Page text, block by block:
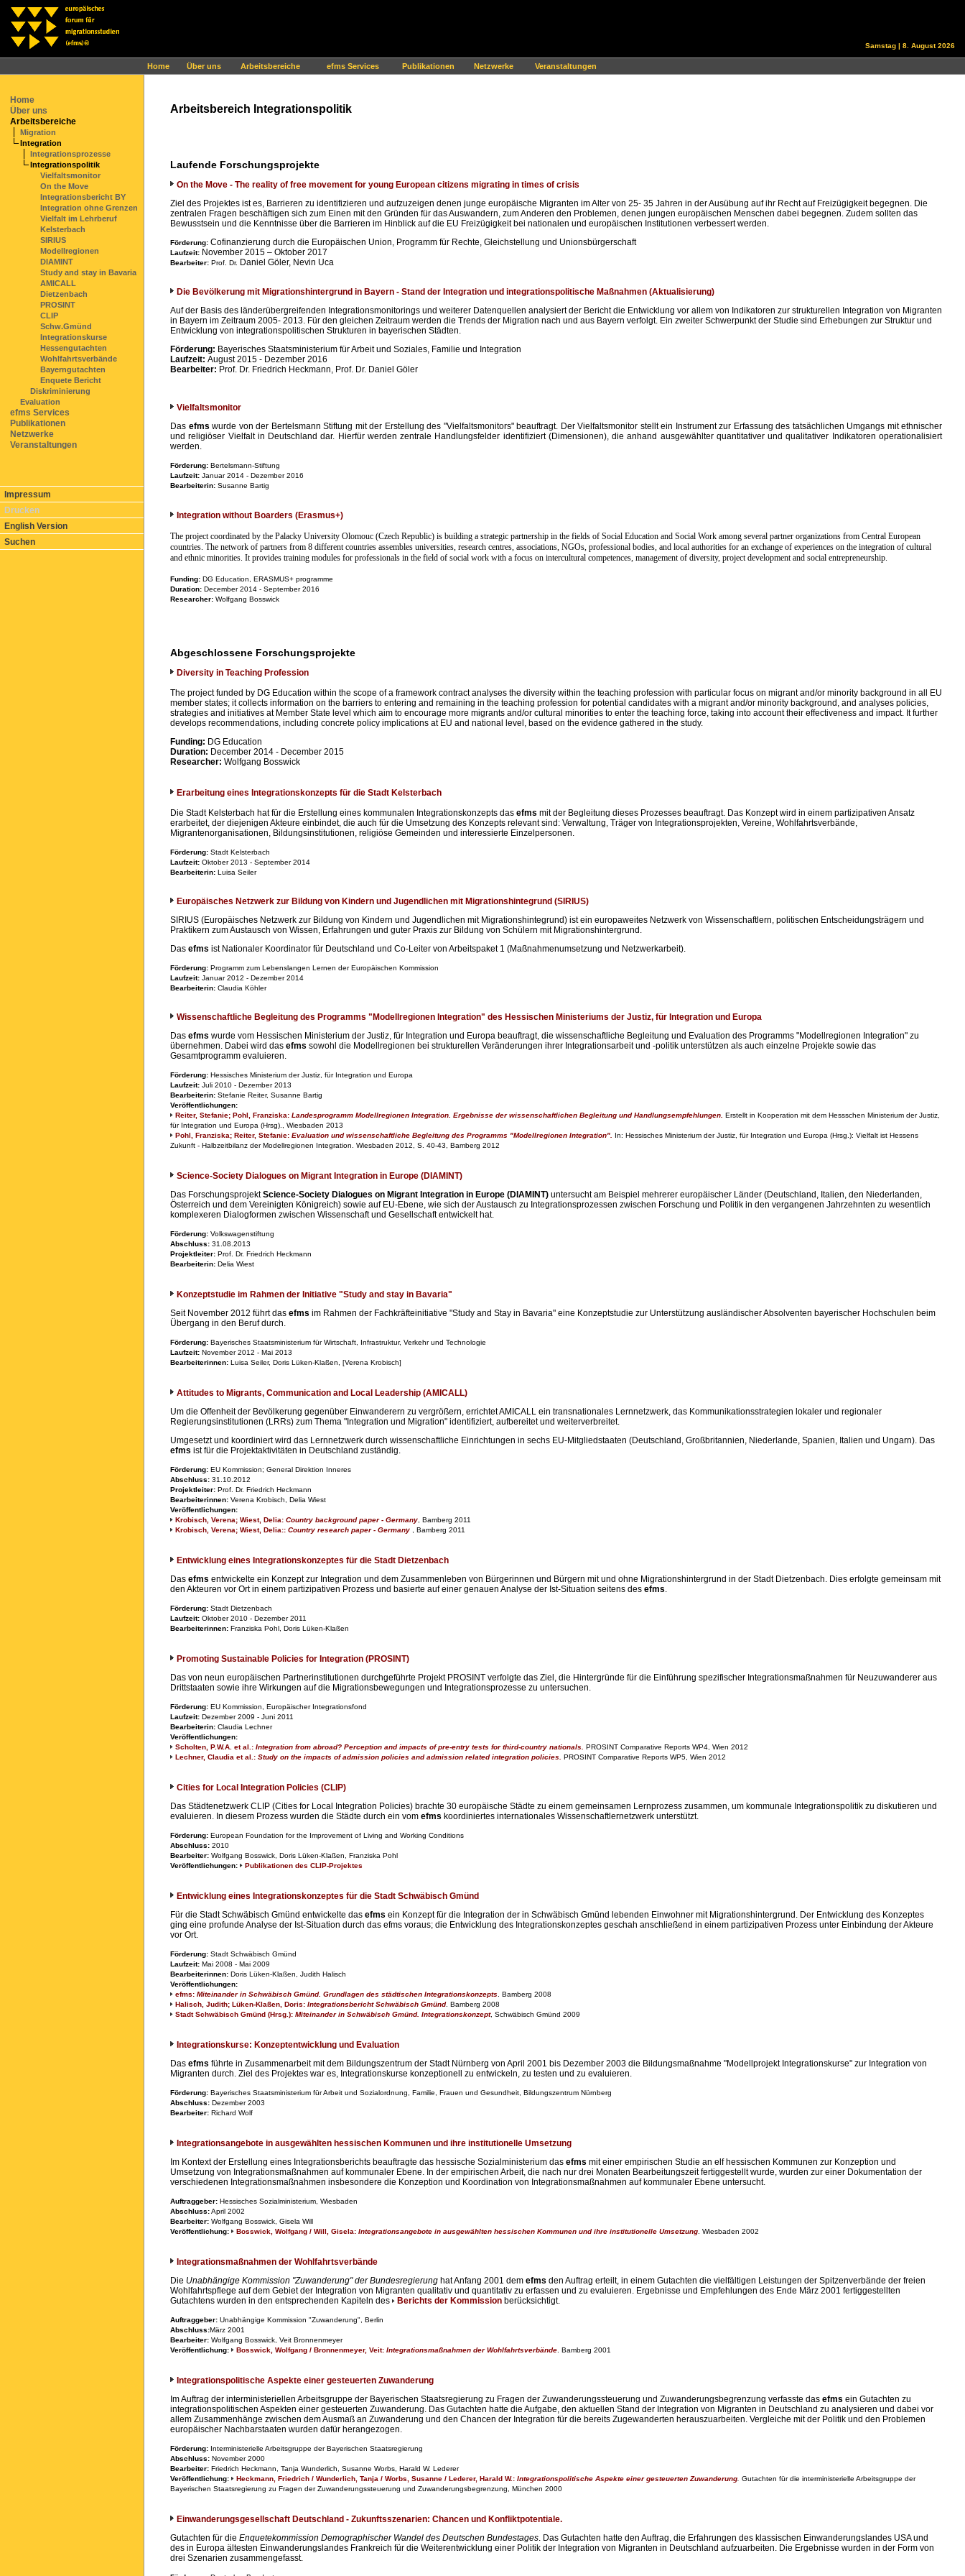
Home Über uns Arbeitsbereiche efms Services Publikationen Netzwerke Veranstaltungen
Samstag | 8. August 2026
Ihr Browser interpretiert leider kein JavaScript!
Home
Über uns
Arbeitsbereiche
Migration
Integration
Integrationsprozesse
Integrationspolitik
Vielfaltsmonitor
On the Move
Integrationsbericht BY
Integration ohne Grenzen
Vielfalt im Lehrberuf
Kelsterbach
SIRIUS
Modellregionen
DIAMINT
Study and stay in Bavaria
AMICALL
Dietzenbach
PROSINT
CLIP
Schw.Gmünd
Integrationskurse
Hessengutachten
Wohlfahrtsverbände
Bayerngutachten
Enquete Bericht
Diskriminierung
Evaluation
efms Services
Publikationen
Netzwerke
Veranstaltungen
Impressum
Drucken
English Version
Suchen
Arbeitsbereich Integrationspolitik
Laufende Forschungsprojekte
On the Move - The reality of free movement for young European citizens migrating in times of crisis
Ziel des Projektes ist es, Barrieren zu identifizieren und aufzuzeigen denen junge europäische Migranten im Alter von 25- 35 Jahren in der Ausübung auf ihr Recht auf Freizügigkeit begegnen. Die
zentralen Fragen beschäftigen sich zum Einen mit den Gründen für das Auswandern, zum Anderen den Problemen, denen jungen europäischen Menschen dabei begegnen. Zudem sollten das
Bewusstsein und die Kenntnisse über die Barrieren im Hinblick auf die EU Freizügigkeit bei nationalen und europäischen Institutionen verbessert werden.
Förderung: Cofinanzierung durch die Europäischen Union, Programm für Rechte, Gleichstellung und Unionsbürgerschaft
Laufzeit: November 2015 – Oktober 2017
Bearbeiter: Prof. Dr. Daniel Göler, Nevin Uca
Die Bevölkerung mit Migrationshintergrund in Bayern - Stand der Integration und integrationspolitische Maßnahmen (Aktualisierung)
Auf der Basis des länderübergreifenden Integrationsmonitorings und weiterer Datenquellen analysiert der Bericht die Entwicklung vor allem von Indikatoren zur strukturellen Integration von Migranten
in Bayern im Zeitraum 2005- 2013. Für den gleichen Zeitraum werden die Trends der Migration nach und aus Bayern verfolgt. Ein zweiter Schwerpunkt der Studie sind Erhebungen zur Struktur und
Entwicklung von integrationspolitischen Strukturen in bayerischen Städten.
Förderung: Bayerisches Staatsministerium für Arbeit und Soziales, Familie und Integration
Laufzeit: August2015 - Dezember 2016
Bearbeiter: Prof. Dr. Friedrich Heckmann, Prof. Dr. Daniel Göler
Vielfaltsmonitor
Das efms wurde von der Bertelsmann Stiftung mit der Erstellung des "Vielfaltsmonitors" beauftragt. Der Vielfaltsmonitor stellt ein Instrument zur Erfassung des tatsächlichen Umgangs mit ethnischer
und religiöser Vielfalt in Deutschland dar. Hierfür werden zentrale Handlungsfelder identifiziert (Dimensionen), die anhand ausgewählter quantitativer und qualitativer Indikatoren operationalisiert
werden.
Förderung: Bertelsmann-Stiftung
Laufzeit: Januar 2014 - Dezember 2016
Bearbeiterin: Susanne Bartig
Integration without Boarders (Erasmus+)
The project coordinated by the Palacky University Olomouc (Czech Republic) is building a strategic partnership in the fields of Social Education and Social Work among several partner organizations from Central European
countries. The network of partners from 8 different countries assembles universities, research centres, associations, NGOs, professional bodies, and local authorities for an exchange of experiences on the integration of cultural
and ethnic minorities. It provides training modules for professionals in the field of social work with a focus on intercultural competences, management of diversity, project development and social entrepreneurship.
Funding: DG Education, ERASMUS+ programme
Duration: December 2014 - September 2016
Researcher: Wolfgang Bosswick
Abgeschlossene Forschungsprojekte
Diversity in Teaching Profession
The project funded by DG Education within the scope of a framework contract analyses the diversity within the teaching profession with particular focus on migrant and/or minority background in all EU
member states; it collects information on the barriers to entering and remaining in the teaching profession for potential candidates with a migrant and/or minority background, and analyses policies,
strategies and initiatives at Member State level which aim to encourage more migrants and/or cultural minorities to enter the teaching force, taking into account their effectiveness and impact. It further
develops recommendations, including concrete policy implications at EU and national level, based on the evidence gathered in the study.
Funding: DG Education
Duration: December 2014 - December 2015
Researcher: Wolfgang Bosswick
Erarbeitung eines Integrationskonzepts für die Stadt Kelsterbach
Die Stadt Kelsterbach hat für die Erstellung eines kommunalen Integrationskonzepts das efms mit der Begleitung dieses Prozesses beauftragt. Das Konzept wird in einem partizipativen Ansatz
erarbeitet, der diejenigen Akteure einbindet, die auch für die Umsetzung des Konzepts relevant sind: Verwaltung, Träger von Integrationsprojekten, Vereine, Wohlfahrtsverbände,
Migrantenorganisationen, Bildungsinstitutionen, religiöse Gemeinden und interessierte Einzelpersonen.
Förderung: Stadt Kelsterbach
Laufzeit: Oktober 2013 - September 2014
Bearbeiterin: Luisa Seiler
Europäisches Netzwerk zur Bildung von Kindern und Jugendlichen mit Migrationshintegrund (SIRIUS)
SIRIUS (Europäisches Netzwerk zur Bildung von Kindern und Jugendlichen mit Migrationshintegrund) ist ein europaweites Netzwerk von Wissenschaftlern, politischen Entscheidungsträgern und
Praktikern zum Austausch von Wissen, Erfahrungen und guter Praxis zur Bildung von Schülern mit Migrationshintergrund.
Das efms ist Nationaler Koordinator für Deutschland und Co-Leiter von Arbeitspaket 1 (Maßnahmenumsetzung und Netzwerkarbeit).
Förderung: Programm zum Lebenslangen Lernen der Europäischen Kommission
Laufzeit: Januar 2012 - Dezember 2014
Bearbeiterin: Claudia Köhler
Wissenschaftliche Begleitung des Programms "Modellregionen Integration" des Hessischen Ministeriums der Justiz, für Integration und Europa
Das efms wurde vom Hessischen Ministerium der Justiz, für Integration und Europa beauftragt, die wissenschaftliche Begleitung und Evaluation des Programms "Modellregionen Integration" zu
übernehmen. Dabei wird das efms sowohl die Modellregionen bei strukturellen Veränderungen ihrer Integrationsarbeit und -politik unterstützen als auch einzelne Projekte sowie das
Gesamtprogramm evaluieren.
Förderung: Hessisches Ministerium der Justiz, für Integration und Europa
Laufzeit: Juli 2010 - Dezember 2013
Bearbeiterin: Stefanie Reiter, Susanne Bartig
Veröffentlichungen:
Reiter, Stefanie; Pohl, Franziska: Landesprogramm Modellregionen Integration. Ergebnisse der wissenschaftlichen Begleitung und Handlungsempfehlungen. Erstellt in Kooperation mit dem Hessschen Ministerium der Justiz,
für Integration und Europa (Hrsg)., Wiesbaden 2013
Pohl, Franziska; Reiter, Stefanie: Evaluation und wissenschaftliche Begleitung des Programms "Modellregionen Integration".
In: Hessisches Ministerium der Justiz, für Integration und Europa (Hrsg.): Vielfalt ist Hessens
Zukunft - Halbzeitbilanz der Modellregionen Integration. Wiesbaden 2012, S. 40-43, Bamberg 2012
Science-Society Dialogues on Migrant Integration in Europe (DIAMINT)
Das ForschungsprojektScience-Society Dialogues on Migrant Integration in Europe (DIAMINT) untersucht am Beispiel mehrerer europäischer Länder (Deutschland, Italien, den Niederlanden,
Österreich und dem Vereinigten Königreich) sowie auf EU-Ebene, wie sich der Austausch zu Integrationsprozessen zwischen Forschung und Politik in den vergangenen Jahrzehnten zu wesentlich
komplexeren Dialogformen zwischen Wissenschaft und Gesellschaft entwickelt hat.
Förderung: Volkswagenstiftung
Abschluss: 31.08.2013
Projektleiter: Prof. Dr. Friedrich Heckmann
Bearbeiterin: Delia Wiest
Konzeptstudie im Rahmen der Initiative "Study and stay in Bavaria"
Seit November 2012 führt das efms im Rahmen der Fachkräfteinitiative "Study and Stay in Bavaria" eine Konzeptstudie zur Unterstützung ausländischer Absolventen bayerischer Hochschulen beim
Übergang in den Beruf durch.
Förderung: Bayerisches Staatsministerium für Wirtschaft, Infrastruktur, Verkehr und Technologie
Laufzeit: November 2012 - Mai 2013
Bearbeiterinnen: Luisa Seiler, Doris Lüken-Klaßen, [Verena Krobisch]
Attitudes to Migrants, Communication and Local Leadership (AMICALL)
Um die Offenheit der Bevölkerung gegenüber Einwanderern zu vergrößern, errichtet AMICALL ein transnationales Lernnetzwerk, das Kommunikationsstrategien lokaler und regionaler
Regierungsinstitutionen (LRRs) zum Thema "Integration und Migration" identifiziert, aufbereitet und weiterverbreitet.
Umgesetzt und koordiniert wird das Lernnetzwerk durch wissenschaftliche Einrichtungen in sechs EU-Mitgliedstaaten (Deutschland, Großbritannien, Niederlande, Spanien, Italien und Ungarn). Das
efms ist für die Projektaktivitäten in Deutschland zuständig.
Förderung: EU Kommission; General Direktion Inneres
Abschluss: 31.10.2012
Projektleiter: Prof. Dr. Friedrich Heckmann
Bearbeiterinnen: Verena Krobisch, Delia Wiest
Veröffentlichungen:
Krobisch, Verena; Wiest, Delia: Country background paper - Germany , Bamberg 2011
Krobisch, Verena; Wiest, Delia:: Country research paper - Germany , Bamberg 2011
Entwicklung eines Integrationskonzeptes für die Stadt Dietzenbach
Das efms entwickelte ein Konzept zur Integration und dem Zusammenleben von Bürgerinnen und Bürgern mit und ohne Migrationshintergrund in der Stadt Dietzenbach. Dies erfolgte gemeinsam mit
den Akteuren vor Ort in einem partizipativen Prozess und basierte auf einer genauen Analyse der Ist-Situation seitens des efms
Förderung: Stadt Dietzenbach
Laufzeit: Oktober 2010 - Dezember 2011
Bearbeiterinnen: Franziska Pohl, Doris Lüken-Klaßen
Promoting Sustainable Policies for Integration (PROSINT)
Das von neun europäischen Partnerinstitutionen durchgeführte Projekt PROSINT verfolgte das Ziel, die Hintergründe für die Einführung spezifischer Integrationsmaßnahmen für Neuzuwanderer aus
Drittstaaten sowie ihre Wirkungen auf die Migrationsbewegungen und Integrationsprozesse zu untersuchen.
Förderung: EU Kommission, Europäischer Integrationsfond
Laufzeit: Dezember 2009 - Juni 2011
Bearbeiterin: Claudia Lechner
Veröffentlichungen:
Scholten, P.W.A. et al.: Integration from abroad? Perception and impacts of pre-entry tests for third-country nationals.
PROSINT Comparative Reports WP4, Wien 2012
Lechner, Claudia et al.: Study on the impacts of admission policies and admission related integration policies. PROSINT Comparative Reports WP5, Wien 2012
Cities for Local Integration Policies (CLIP)
Das Städtenetzwerk CLIP (Cities for Local Integration Policies) brachte 30 europäische Städte zu einem gemeinsamen Lernprozess zusammen, um kommunale Integrationspolitik zu diskutieren und
evaluieren. In diesem Prozess wurden die Städte durch ein vom efms koordiniertes internationales Wissenschaftlernetzwerk unterstützt.
Förderung: European Foundation for the Improvement of Living and Working Conditions
Abschluss: 2010
Bearbeiter: Wolfgang Bosswick, Doris Lüken-Klaßen, Franziska Pohl
Veröffentlichungen:
Publikationen des CLIP-Projektes
Entwicklung eines Integrationskonzeptes für die Stadt Schwäbisch Gmünd
Für die Stadt Schwäbisch Gmünd entwickelte das efms ein Konzept für die Integration der in Schwäbisch Gmünd lebenden Einwohner mit Migrationshintergrund. Der Entwicklung des Konzeptes
ging eine profunde Analyse der Ist-Situation durch das efms voraus; die Entwicklung des Integrationskonzeptes geschah anschließend in einem partizipativen Prozess unter Einbindung der Akteure
vor Ort.
Förderung: Stadt Schwäbisch Gmünd
Laufzeit: Mai 2008 - Mai 2009
Bearbeiterinnen: Doris Lüken-Klaßen, Judith Halisch
Veröffentlichungen:
efms: Miteinander in Schwäbisch Gmünd. Grundlagen des städtischen Integrationskonzepts . Bamberg 2008
Halisch, Judith; Lüken-Klaßen, Doris: Integrationsbericht Schwäbisch Gmünd. Bamberg 2008
Stadt Schwäbisch Gmünd (Hrsg.): Miteinander in Schwäbisch Gmünd. Integrationskonzept, Schwäbisch Gmünd 2009
Integrationskurse: Konzeptentwicklung und Evaluation
Das efms führte in Zusammenarbeit mit dem Bildungszentrum der Stadt Nürnberg von April 2001 bis Dezember 2003 die Bildungsmaßnahme "Modellprojekt Integrationskurse" zur Integration von
Migranten durch. Ziel des Projektes war es, Integrationskurse konzeptionell zu entwickeln, zu testen und zu evaluieren.
Förderung: Bayerisches Staatsministerium für Arbeit und Sozialordnung, Familie, Frauen und Gesundheit, Bildungszentrum Nürnberg
Abschluss: Dezember 2003
Bearbeiter: Richard Wolf
Integrationsangebote in ausgewählten hessischen Kommunen und ihre institutionelle Umsetzung
Im Kontext der Erstellung eines Integrationsberichts beauftragte das hessische Sozialministerium das efms mit einer empirischen Studie an elf hessischen Kommunen zur Konzeption und
Umsetzung von Integrationsmaßnahmen auf kommunaler Ebene. In der empirischen Arbeit, die nach nur drei Monaten Bearbeitungszeit fertiggestellt wurde, wurden zur einer Dokumentation der
verschiedenen Integrationsmaßnahmen insbesondere die Konzeption und Koordination von Integrationsmaßnahmen auf kommunaler Ebene untersucht.
Auftraggeber: Hessisches Sozialministerium, Wiesbaden
Abschluss:April 2002
Bearbeiter: Wolfgang Bosswick, Gisela Will
Veröffentlichung:
Bosswick, Wolfgang / Will, Gisela: Integrationsangebote in ausgewählten hessischen Kommunen und ihre institutionelle Umsetzung . Wiesbaden 2002
Integrationsmaßnahmen der Wohlfahrtsverbände
Die Unabhängige Kommission "Zuwanderung" der Bundesregierung hat Anfang 2001 dem efms den Auftrag erteilt, in einem Gutachten die vielfältigen Leistungen der Spitzenverbände der freien
Wohlfahrtspflege auf dem Gebiet der Integration von Migranten qualitativ und quantitativ zu erfassen und zu evaluieren. Ergebnisse und Empfehlungen des Ende März 2001 fertiggestellten
Gutachtens wurden in den entsprechenden Kapiteln des
Berichts der Kommission berücksichtigt.
Auftraggeber: Unabhängige Kommission "Zuwanderung", Berlin
Abschluss:März 2001
Bearbeiter: Wolfgang Bosswick, Veit Bronnenmeyer
Veröffentlichung:
Bosswick, Wolfgang / Bronnenmeyer, Veit: Integrationsmaßnahmen der Wohlfahrtsverbände . Bamberg 2001
Integrationspolitische Aspekte einer gesteuerten Zuwanderung
Im Auftrag der interministeriellen Arbeitsgruppe der Bayerischen Staatsregierung zu Fragen der Zuwanderungssteuerung und Zuwanderungsbegrenzung verfasste das efms ein Gutachten zu
integrationspolitischen Aspekten einer gesteuerten Zuwanderung. Das Gutachten hatte die Aufgabe, den aktuellen Stand der Integration von Migranten in Deutschland zu analysieren und dabei vor
allem Zusammenhänge zwischen dem Ausmaß an Zuwanderung und den Chancen der Integration für die bereits Zugewanderten herauszuarbeiten. Vergleiche mit der Politik und den Problemen
europäischer Nachbarstaaten wurden dafür herangezogen.
Förderung: Interministerielle Arbeitsgruppe der Bayerischen Staatsregierung
Abschluss: November 2000
Bearbeiter: Friedrich Heckmann, Tanja Wunderlich, Susanne Worbs, Harald W. Lederer
Veröffentlichung:
Heckmann, Friedrich / Wunderlich, Tanja / Worbs, Susanne / Lederer, Harald W.: Integrationspolitische Aspekte einer gesteuerten Zuwanderung Gutachten für die interministerielle Arbeitsgruppe der
Bayerischen Staatsregierung zu Fragen der Zuwanderungssteuerung und Zuwanderungsbegrenzung, München 2000
Einwanderungsgesellschaft Deutschland - Zukunftsszenarien: Chancen und Konfliktpotentiale.
Gutachten für die Enquetekommission Demographischer Wandel des Deutschen Bundestages . Das Gutachten hatte den Auftrag, die Erfahrungen des klassischen Einwanderungslandes USA und
des in Europa ältesten Einwanderungslandes Frankreich für die Weiterentwicklung einer Politik der Integration von Migranten in Deutschland aufzuarbeiten. Die Ergebnisse wurden in der Form von
drei Szenarien zusammengefasst.